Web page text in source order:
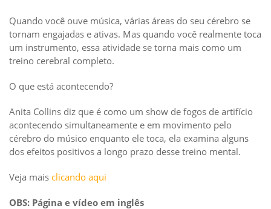
Quando você ouve música, várias áreas do seu cérebro se
tornam engajadas e ativas. Mas quando você realmente toca
um instrumento, essa atividade se torna mais como um
treino cerebral completo.
O que está acontecendo?
Anita Collins diz que é como um show de fogos de artifício
acontecendo simultaneamente e em movimento pelo
cérebro do músico enquanto ele toca, ela examina alguns
dos efeitos positivos a longo prazo desse treino mental.
Veja mais clicando aqui
OBS: Página e vídeo em inglês